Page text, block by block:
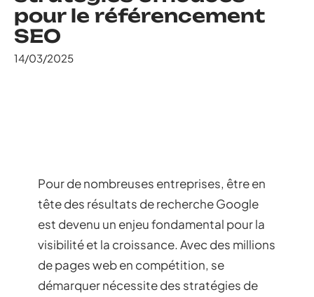
pour le référencement
SEO
14/03/2025
Pour de nombreuses entreprises, être en
tête des résultats de recherche Google
est devenu un enjeu fondamental pour la
visibilité et la croissance. Avec des millions
de pages web en compétition, se
démarquer nécessite des stratégies de